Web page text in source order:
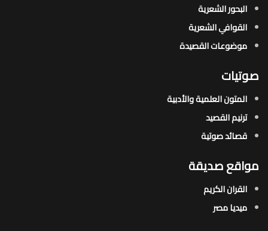
البحور الشعرية​
القوافي الشعرية​
موضوعات القصيدة​
صوتيات
المتون العلمية والأدبية
ترنيم القصيد
قصائد صوتية
مواقع صديقة
القران الكريم
ميديا مصر